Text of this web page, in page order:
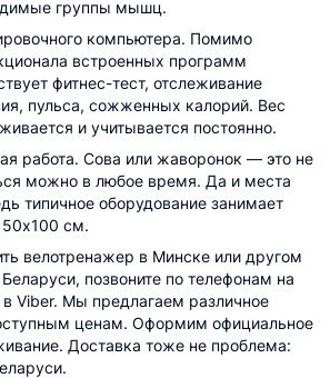
группы мышц.
компьютера. Помимо
встроенных программ
фитнес-тест, отслеживание
пульса, сожженных калорий. Вес
и учитывается постоянно.
работа. Сова или жаворонок — это не
можно в любое время. Да и места
типичное оборудование занимает
см.
велотренажер в Минске или другом
позвоните по телефонам на
в Viber. Мы предлагаем различное
ценам. Оформим официальное
Доставка тоже не проблема: